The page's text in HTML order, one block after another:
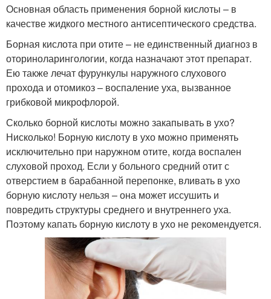
Основная область применения борной кислоты – в
качестве жидкого местного антисептического средства.
Борная кислота при отите – не единственный диагноз в
оториноларингологии, когда назначают этот препарат.
Ею также лечат фурункулы наружного слухового
прохода и отомикоз – воспаление уха, вызванное
грибковой микрофлорой.
Сколько борной кислоты можно закапывать в ухо?
Нисколько! Борную кислоту в ухо можно применять
исключительно при наружном отите, когда воспален
слуховой проход. Если у больного средний отит с
отверстием в барабанной перепонке, вливать в ухо
борную кислоту нельзя – она может иссушить и
повредить структуры среднего и внутреннего уха.
Поэтому капать борную кислоту в ухо не рекомендуется.